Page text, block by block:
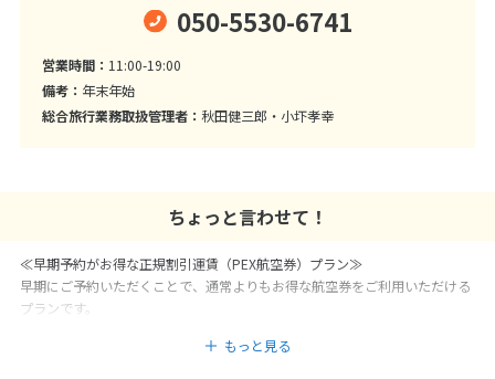
050-5530-6741
営業時間： 11:00-19:00
備考： 年末年始
総合旅行業務取扱管理者： 秋田健三郎・小圷孝幸
ちょっと言わせて！
≪早期予約がお得な正規割引運賃（PEX航空券）プラン≫
早期にご予約いただくことで、通常よりもお得な航空券をご利用いただける
プランです。
ご予定が決まったら、ぜひお早めにご検討ください。
もっと見る